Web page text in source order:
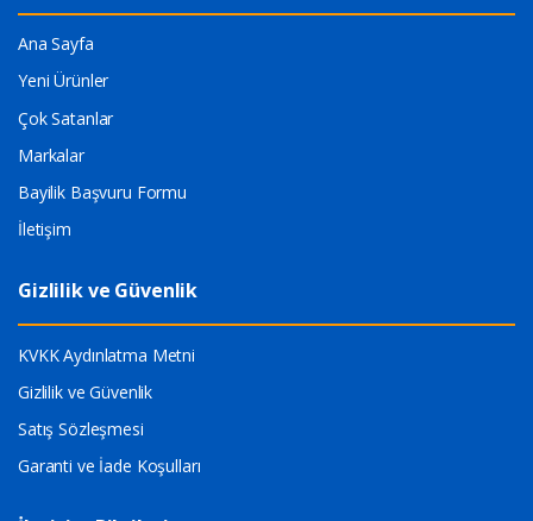
Ana Sayfa
Yeni Ürünler
Çok Satanlar
Markalar
Bayilik Başvuru Formu
İletişim
Gizlilik ve Güvenlik
KVKK Aydınlatma Metni
Gizlilik ve Güvenlik
Satış Sözleşmesi
Garanti ve İade Koşulları